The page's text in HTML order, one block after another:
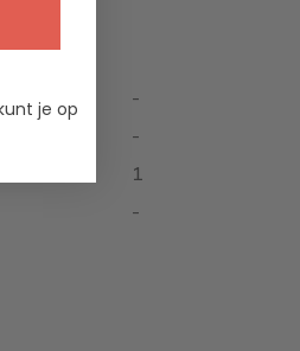
-
-
1
-
je op